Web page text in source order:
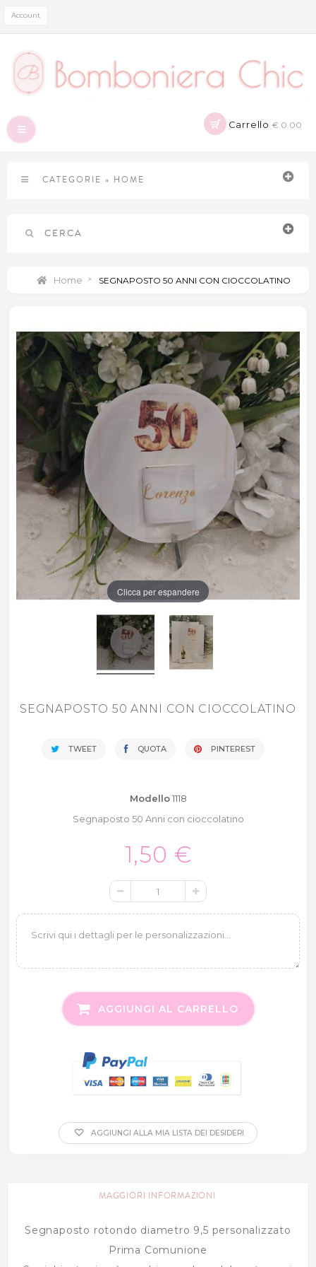
Account
Carrello € 0.00
Navigazione
Toggle
CATEGORIE » HOME
CERCA
Home > SEGNAPOSTO 50 ANNI CON CIOCCOLATINO
Clicca per espandere
SEGNAPOSTO 50 ANNI CON CIOCCOLATINO
TWEET QUOTA PINTEREST
Modello 1118
Segnaposto 50 Anni con cioccolatino
1,50 €
AGGIUNGI AL CARRELLO
AGGIUNGI ALLA MIA LISTA DEI DESIDERI
MAGGIORI INFORMAZIONI
Segnaposto rotondo diametro 9,5 personalizzato
Prima Comunione